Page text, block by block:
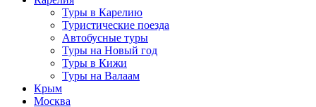
Туры в Карелию
Туристические поезда
Автобусные туры
Туры на Новый год
Туры в Кижи
Туры на Валаам
Крым
Москва